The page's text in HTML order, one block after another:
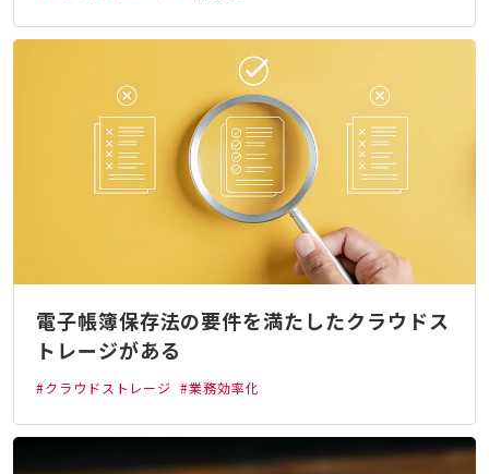
電子帳簿保存法の要件を満たしたクラウドス
トレージがある
#クラウドストレージ #業務効率化